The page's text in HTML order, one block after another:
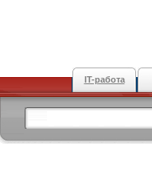
IT-работа